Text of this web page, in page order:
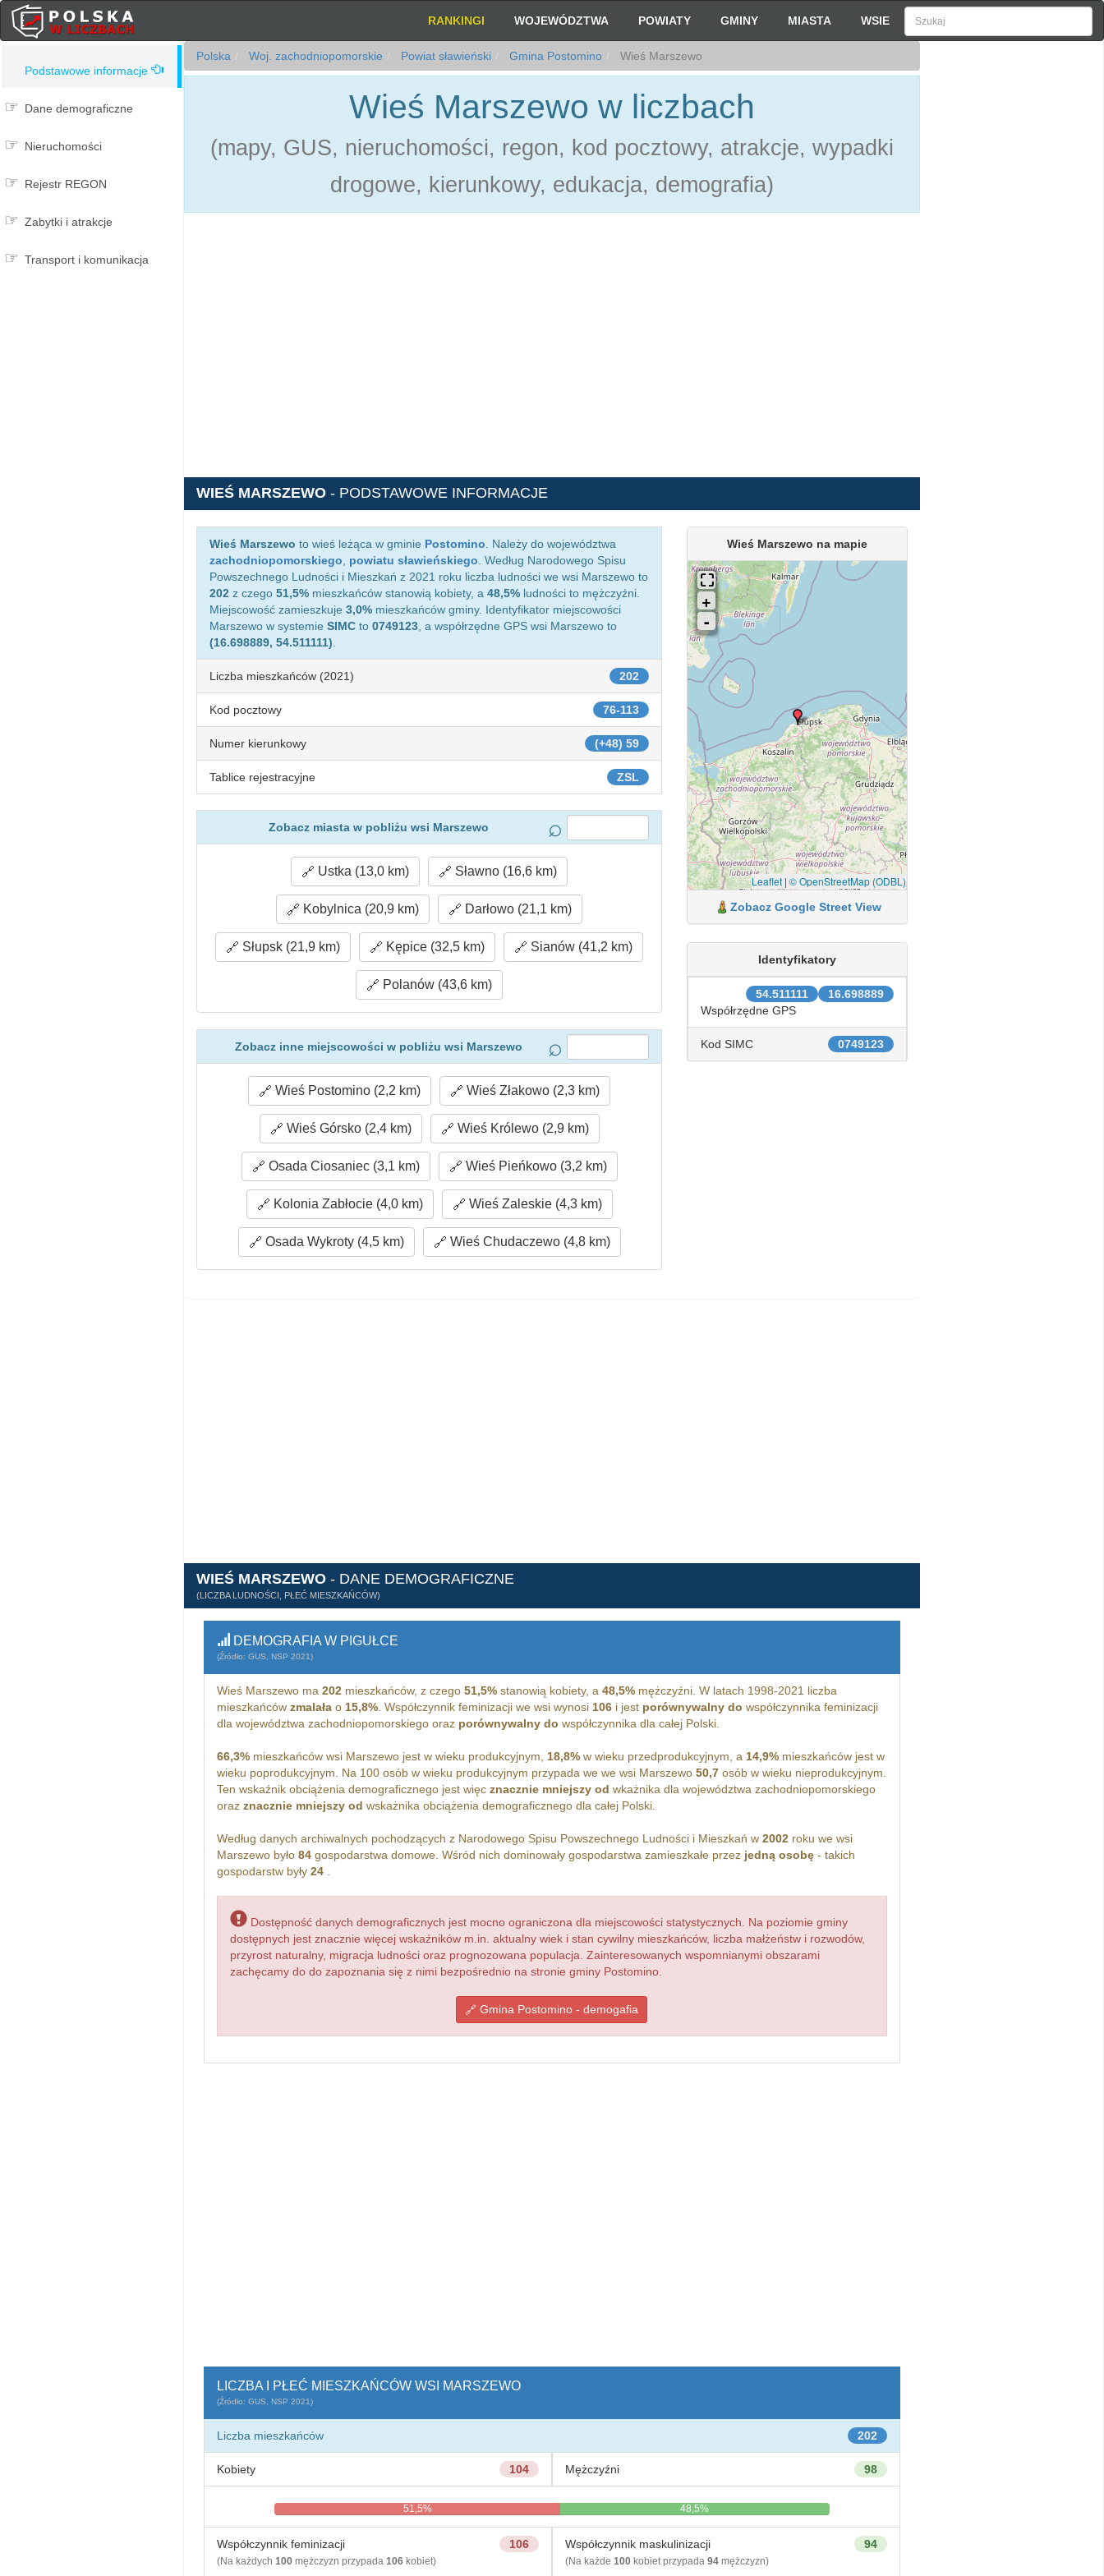
RANKINGI WOJEWÓDZTWA POWIATY GMINY MIASTA WSIE
Podstawowe informacje
Dane demograficzne
Nieruchomości
Rejestr REGON
Zabytki i atrakcje
Transport i komunikacja
Polska Woj. zachodniopomorskie Powiat sławieński Gmina Postomino Wieś Marszewo
Wieś Marszewo w liczbach
(mapy, GUS, nieruchomości, regon, kod pocztowy, atrakcje, wypadki
drogowe, kierunkowy, edukacja, demografia)
WIEŚ MARSZEWO - PODSTAWOWE INFORMACJE
Wieś Marszewo to wieś leżąca w gminie Postomino . Należy do województwa
zachodniopomorskiego
powiatu sławieńskiego . Według Narodowego Spisu
Powszechnego Ludności i Mieszkań z 2021 roku liczba ludności we wsi Marszewo to
202 z czego 51,5% mieszkańców stanowią kobiety, a 48,5% ludności to mężczyźni.
Miejscowość zamieszkuje 3,0% mieszkańców gminy. Identyfikator miejscowości
Marszewo w systemie SIMC to 0749123 , a współrzędne GPS wsi Marszewo to
(16.698889, 54.511111)
202
Liczba mieszkańców (2021)
76-113
Kod pocztowy
(+48) 59
Numer kierunkowy
ZSL
Tablice rejestracyjne
Zobacz miasta w pobliżu wsi Marszewo
Ustka (13,0 km) Sławno (16,6 km)
Kobylnica (20,9 km) Darłowo (21,1 km)
Słupsk (21,9 km) Kępice (32,5 km) Sianów (41,2 km)
Polanów (43,6 km)
Zobacz inne miejscowości w pobliżu wsi Marszewo
Wieś Postomino (2,2 km) Wieś Złakowo (2,3 km)
Wieś Górsko (2,4 km) Wieś Królewo (2,9 km)
Osada Ciosaniec (3,1 km) Wieś Pieńkowo (3,2 km)
Kolonia Zabłocie (4,0 km) Wieś Zaleskie (4,3 km)
Osada Wykroty (4,5 km) Wieś Chudaczewo (4,8 km)
Wieś Marszewo na mapie
Leaflet| © OpenStreetMap (ODBL)
Zobacz Google Street View
Identyfikatory
16.698889
54.511111
Współrzędne GPS
0749123
Kod SIMC
WIEŚ MARSZEWO - DANE DEMOGRAFICZNE
(LICZBA LUDNOŚCI, PŁEĆ MIESZKAŃCÓW)
DEMOGRAFIA W PIGUŁCE
(Źródło: GUS, NSP 2021)
Wieś Marszewo ma 202mieszkańców, z czego 51,5%stanowią kobiety, a 48,5%mężczyźni. W latach 1998-2021 liczba
mieszkańców zmalałao 15,8%. Współczynnik feminizacji we wsi wynosi 106i jest porównywalny do współczynnika feminizacji
dla województwa zachodniopomorskiego oraz porównywalny do współczynnika dla całej Polski.
66,3%mieszkańców wsi Marszewo jest w wieku produkcyjnym, 18,8%w wieku przedprodukcyjnym, a 14,9%mieszkańców jest w
wieku poprodukcyjnym. Na 100 osób w wieku produkcyjnym przypada we we wsi Marszewo 50,7osób w wieku nieprodukcyjnym.
Ten wskaźnik obciążenia demograficznego jest więc znacznie mniejszy od wkażnika dla województwa zachodniopomorskiego
oraz znacznie mniejszy od wskażnika obciążenia demograficznego dla całej Polski.
Według danych archiwalnych pochodzących z Narodowego Spisu Powszechnego Ludności i Mieszkań w 2002roku we wsi
Marszewo było 84gospodarstwa domowe. Wśród nich dominowały gospodarstwa zamieszkałe przez jedną osobę- takich
gospodarstw były 24.
Dostępność danych demograficznych jest mocno ograniczona dla miejscowości statystycznych. Na poziomie gminy
dostępnych jest znacznie więcej wskaźników m.in. aktualny wiek i stan cywilny mieszkańców, liczba małżeństw i rozwodów,
przyrost naturalny, migracja ludności oraz prognozowana populacja. Zainteresowanych wspomnianymi obszarami
zachęcamy do do zapoznania się z nimi bezpośrednio na stronie gminy Postomino.
Gmina Postomino - demogafia
LICZBA I PŁEĆ MIESZKAŃCÓW WSI MARSZEWO
(Źródło: GUS, NSP 2021)
202
Liczba mieszkańców
104
Kobiety 98
Mężczyźni
51,5% 48,5%
106
Współczynnik feminizacji
(Na każdych 100mężczyzn przypada 106kobiet)
94
Współczynnik maskulinizacji
(Na każde 100kobiet przypada 94mężczyzn)